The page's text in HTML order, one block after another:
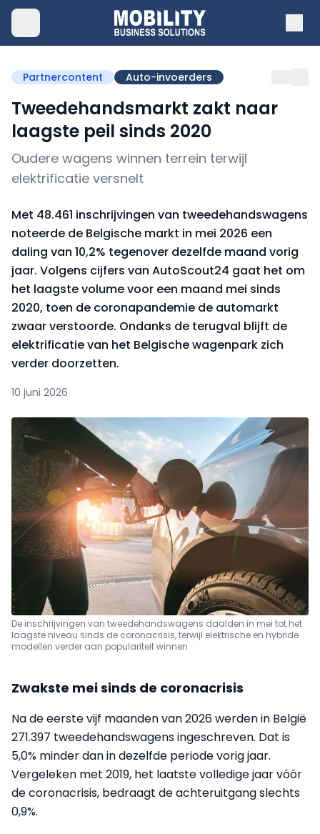
Partnercontent Auto-invoerders
Tweedehandsmarkt zakt naar
laagste peil sinds 2020
Oudere wagens winnen terrein terwijl
elektrificatie versnelt
Met 48.461 inschrijvingen van tweedehandswagens
noteerde de Belgische markt in mei 2026 een
daling van 10,2% tegenover dezelfde maand vorig
jaar. Volgens cijfers van AutoScout24 gaat het om
het laagste volume voor een maand mei sinds
2020, toen de coronapandemie de automarkt
zwaar verstoorde. Ondanks de terugval blijft de
elektrificatie van het Belgische wagenpark zich
verder doorzetten.
10 juni 2026
De inschrijvingen van tweedehandswagens daalden in mei tot het
laagste niveau sinds de coronacrisis, terwijl elektrische en hybride
modellen verder aan populariteit winnen
Zwakste mei sinds de coronacrisis
Na de eerste vijf maanden van 2026 werden in België
271.397 tweedehandswagens ingeschreven. Dat is
5,0% minder dan in dezelfde periode vorig jaar.
Vergeleken met 2019, het laatste volledige jaar vóór
de coronacrisis, bedraagt de achteruitgang slechts
0,9%.